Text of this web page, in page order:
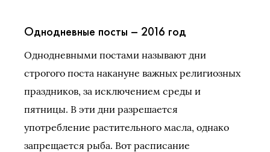
Однодневные посты – 2016 год
Однодневными постами называют дни
строгого поста накануне важных религиозных
праздников, за исключением среды и
пятницы. В эти дни разрешается
употребление растительного масла, однако
запрещается рыба. Вот расписание